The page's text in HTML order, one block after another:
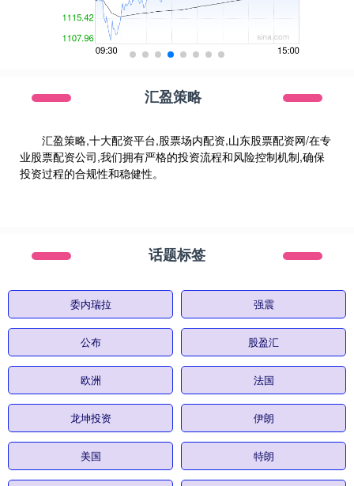
汇盈策略
汇盈策略,十大配资平台,股票场内配资,山东股票配资网/在专
业股票配资公司,我们拥有严格的投资流程和风险控制机制,确保
投资过程的合规性和稳健性。
话题标签
委内瑞拉 强震
公布 股盈汇
欧洲 法国
龙坤投资 伊朗
美国 特朗